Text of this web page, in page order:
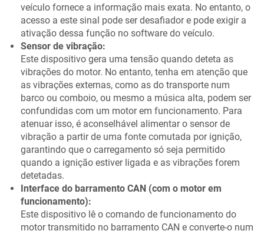
veículo fornece a informação mais exata. No entanto, o
acesso a este sinal pode ser desafiador e pode exigir a
ativação dessa função no software do veículo.
Sensor de vibração:
Este dispositivo gera uma tensão quando deteta as
vibrações do motor. No entanto, tenha em atenção que
as vibrações externas, como as do transporte num
barco ou comboio, ou mesmo a música alta, podem ser
confundidas com um motor em funcionamento. Para
atenuar isso, é aconselhável alimentar o sensor de
vibração a partir de uma fonte comutada por ignição,
garantindo que o carregamento só seja permitido
quando a ignição estiver ligada e as vibrações forem
detetadas.
Interface do barramento CAN (com o motor em
funcionamento):
Este dispositivo lê o comando de funcionamento do
motor transmitido no barramento CAN e converte-o num